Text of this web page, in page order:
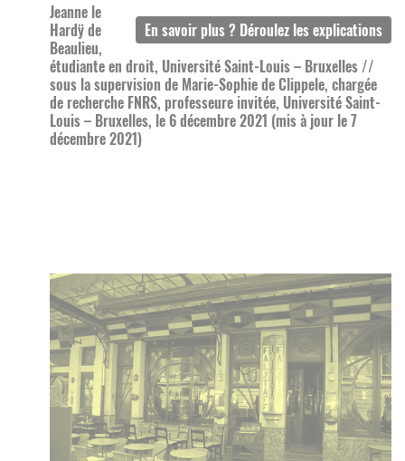
Jeanne le
Hardÿ de
Beaulieu,
étudiante en droit, Université Saint-Louis – Bruxelles //
sous la supervision de Marie-Sophie de Clippele, chargée
de recherche FNRS, professeure invitée, Université Saint-
Louis – Bruxelles, le 6 décembre 2021 (mis à jour le 7
décembre 2021)